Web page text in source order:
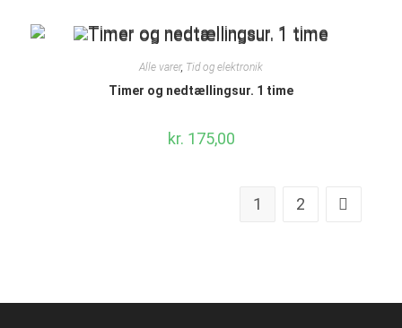
Alle varer, Tid og elektronik
Timer og nedtællingsur. 1 time
kr. 175,00
1 2